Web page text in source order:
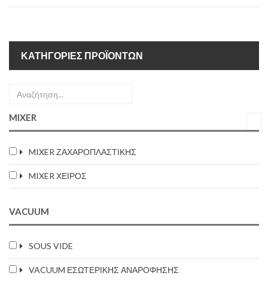
ΚΑΤΗΓΟΡΊΕΣ ΠΡΟΪΌΝΤΩΝ
MIXER
MIXER ΖΑΧΑΡΟΠΛΑΣΤΙΚΗΣ
MIXER ΧΕΙΡΟΣ
VACUUM
SOUS VIDE
VACUUM ΕΣΩΤΕΡΙΚΗΣ ΑΝΑΡΟΦΗΣΗΣ